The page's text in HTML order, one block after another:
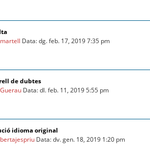
martell Data: dg. feb. 17, 2019 7:35 pm
de dubtes
Guerau Data: dl. feb. 11, 2019 5:55 pm
idioma original
bertajespriu Data: dv. gen. 18, 2019 1:20 pm